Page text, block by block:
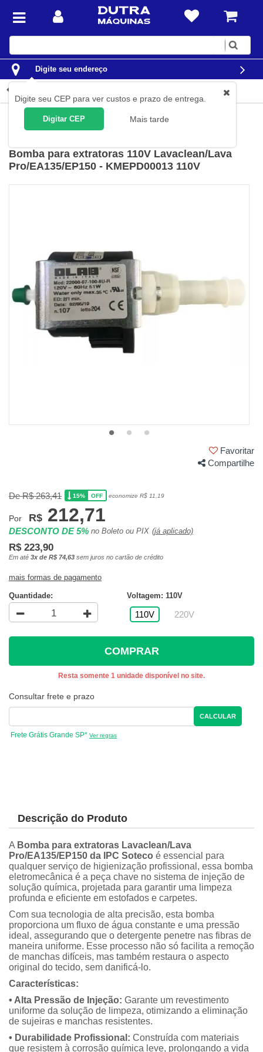
Digite
Digite seu endereço
Digite seu CEP para ver custos e prazo de entrega.
Digitar CEP Mais tarde
Limpeza Extratoras
Bomba para extratoras 110V Lavaclean/Lava
Pro/EA135/EP150 - KMEPD00013 110V
Favoritar
Compartilhe
De R$ 263,41 15% OFF economize R$ 11,19
Por R$ 212,71
DESCONTO DE 5% no Boleto ou PIX (já aplicado)
R$ 223,90
Em até 3x de R$ 74,63 sem juros no cartão de crédito
mais formas de pagamento
Quantidade: Voltagem: 110V
110V 220V
COMPRAR
Resta somente 1 unidade disponível no site.
Consultar frete e prazo
CALCULAR
Frete Grátis Grande SP* Ver regras
Descrição do Produto
A Bomba para extratoras Lavaclean/Lava
Pro/EA135/EP150 da IPC Soteco é essencial para
qualquer serviço de higienização profissional, essa bomba
eletromecânica é a peça chave no sistema de injeção de
solução química, projetada para garantir uma limpeza
profunda e eficiente em estofados e carpetes.
Com sua tecnologia de alta precisão, esta bomba
proporciona um fluxo de água constante e uma pressão
ideal, assegurando que o detergente penetre nas fibras de
maneira uniforme. Esse processo não só facilita a remoção
de manchas difíceis, mas também restaura o aspecto
original do tecido, sem danificá-lo.
Características:
• Alta Pressão de Injeção: Garante um revestimento
uniforme da solução de limpeza, otimizando a eliminação
de sujeiras e manchas resistentes.
• Durabilidade Profissional: Construída com materiais
que resistem à corrosão química leve, prolongando a vida